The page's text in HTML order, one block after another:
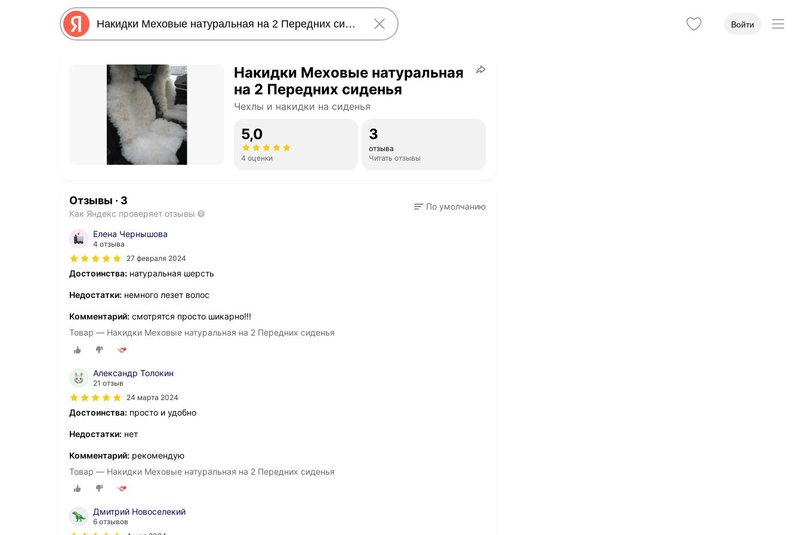
Войти
Накидки Меховые натуральная
на 2 Передних сиденья
Чехлы и накидки на сиденья
5,0
4 оценки
3
отзыва
Читать отзывы
Отзывы · 3
Как Яндекс проверяет отзывы
По умолчанию
Елена Чернышова
4 отзыва
27 февраля 2024
Достоинства: натуральная шерсть
Недостатки: немного лезет волос
Комментарий: смотрятся просто шикарно!!!
Товар — Накидки Меховые натуральная на 2 Передних сиденья
Александр Толокин
21 отзыв
24 марта 2024
Достоинства: просто и удобно
Недостатки: нет
Комментарий: рекомендую
Товар — Накидки Меховые натуральная на 2 Передних сиденья
Дмитрий Новоселекий
6 отзывов